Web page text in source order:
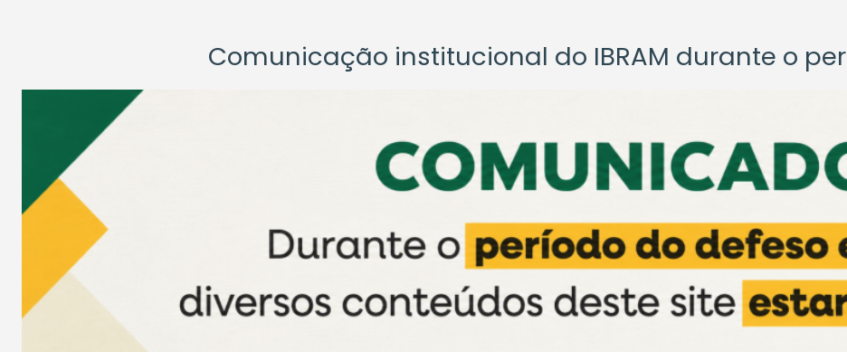
Comunicação institucional do IBRAM durante o